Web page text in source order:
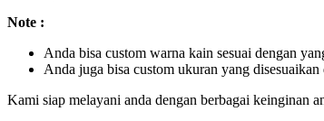
Note :
Anda bisa custom warna kain sesuai dengan
Anda juga bisa custom ukuran yang disesuaikan
Kami siap melayani anda dengan berbagai keinginan